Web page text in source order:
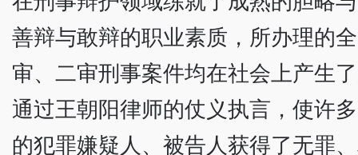
善辩与敢辩的职业素质，所办理的
审、二审刑事案件均在社会上产生
通过王朝阳律师的仗义执言，使许
的犯罪嫌疑人、被告人获得了无罪